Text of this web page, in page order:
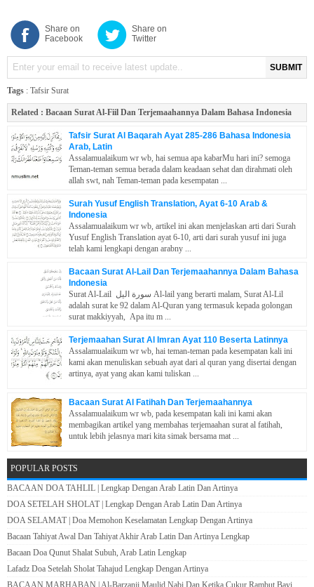
Share on
Facebook
Share on
Twitter
SUBMIT
Tags : Tafsir Surat
Related : Bacaan Surat Al-Fiil Dan Terjemaahannya Dalam Bahasa Indonesia
Tafsir Surat Al Baqarah Ayat 285-286 Bahasa Indonesia
Arab, Latin
Assalamualaikum wr wb, hai semua apa kabarMu hari ini? semoga
Teman-teman semua berada dalam keadaan sehat dan dirahmati oleh
allah swt, nah Teman-teman pada kesempatan ...
Surah Yusuf English Translation, Ayat 6-10 Arab &
Indonesia
Assalamualaikum wr wb, artikel ini akan menjelaskan arti dari Surah
Yusuf English Translation ayat 6-10, arti dari surah yusuf ini juga
telah kami lengkapi dengan arabny ...
Bacaan Surat Al-Lail Dan Terjemaahannya Dalam Bahasa
Indonesia
Surat Al-Lail سورة اليل Al-lail yang berarti malam, Surat Al-Lil
adalah surat ke 92 dalam Al-Quran yang termasuk kepada golongan
surat makkiyyah, Apa itu m ...
Terjemaahan Surat Al Imran Ayat 110 Beserta Latinnya
Assalamualaikum wr wb, hai teman-teman pada kesempatan kali ini
kami akan menuliskan sebuah ayat dari al quran yang disertai dengan
artinya, ayat yang akan kami tuliskan ...
Bacaan Surat Al Fatihah Dan Terjemaahannya
Assalamualaikum wr wb, pada kesempatan kali ini kami akan
membagikan artikel yang membahas terjemaahan surat al fatihah,
untuk lebih jelasnya mari kita simak bersama mat ...
POPULAR POSTS
BACAAN DOA TAHLIL | Lengkap Dengan Arab Latin Dan Artinya
DOA SETELAH SHOLAT | Lengkap Dengan Arab Latin Dan Artinya
DOA SELAMAT | Doa Memohon Keselamatan Lengkap Dengan Artinya
Bacaan Tahiyat Awal Dan Tahiyat Akhir Arab Latin Dan Artinya Lengkap
Bacaan Doa Qunut Shalat Subuh, Arab Latin Lengkap
Lafadz Doa Setelah Sholat Tahajud Lengkap Dengan Artinya